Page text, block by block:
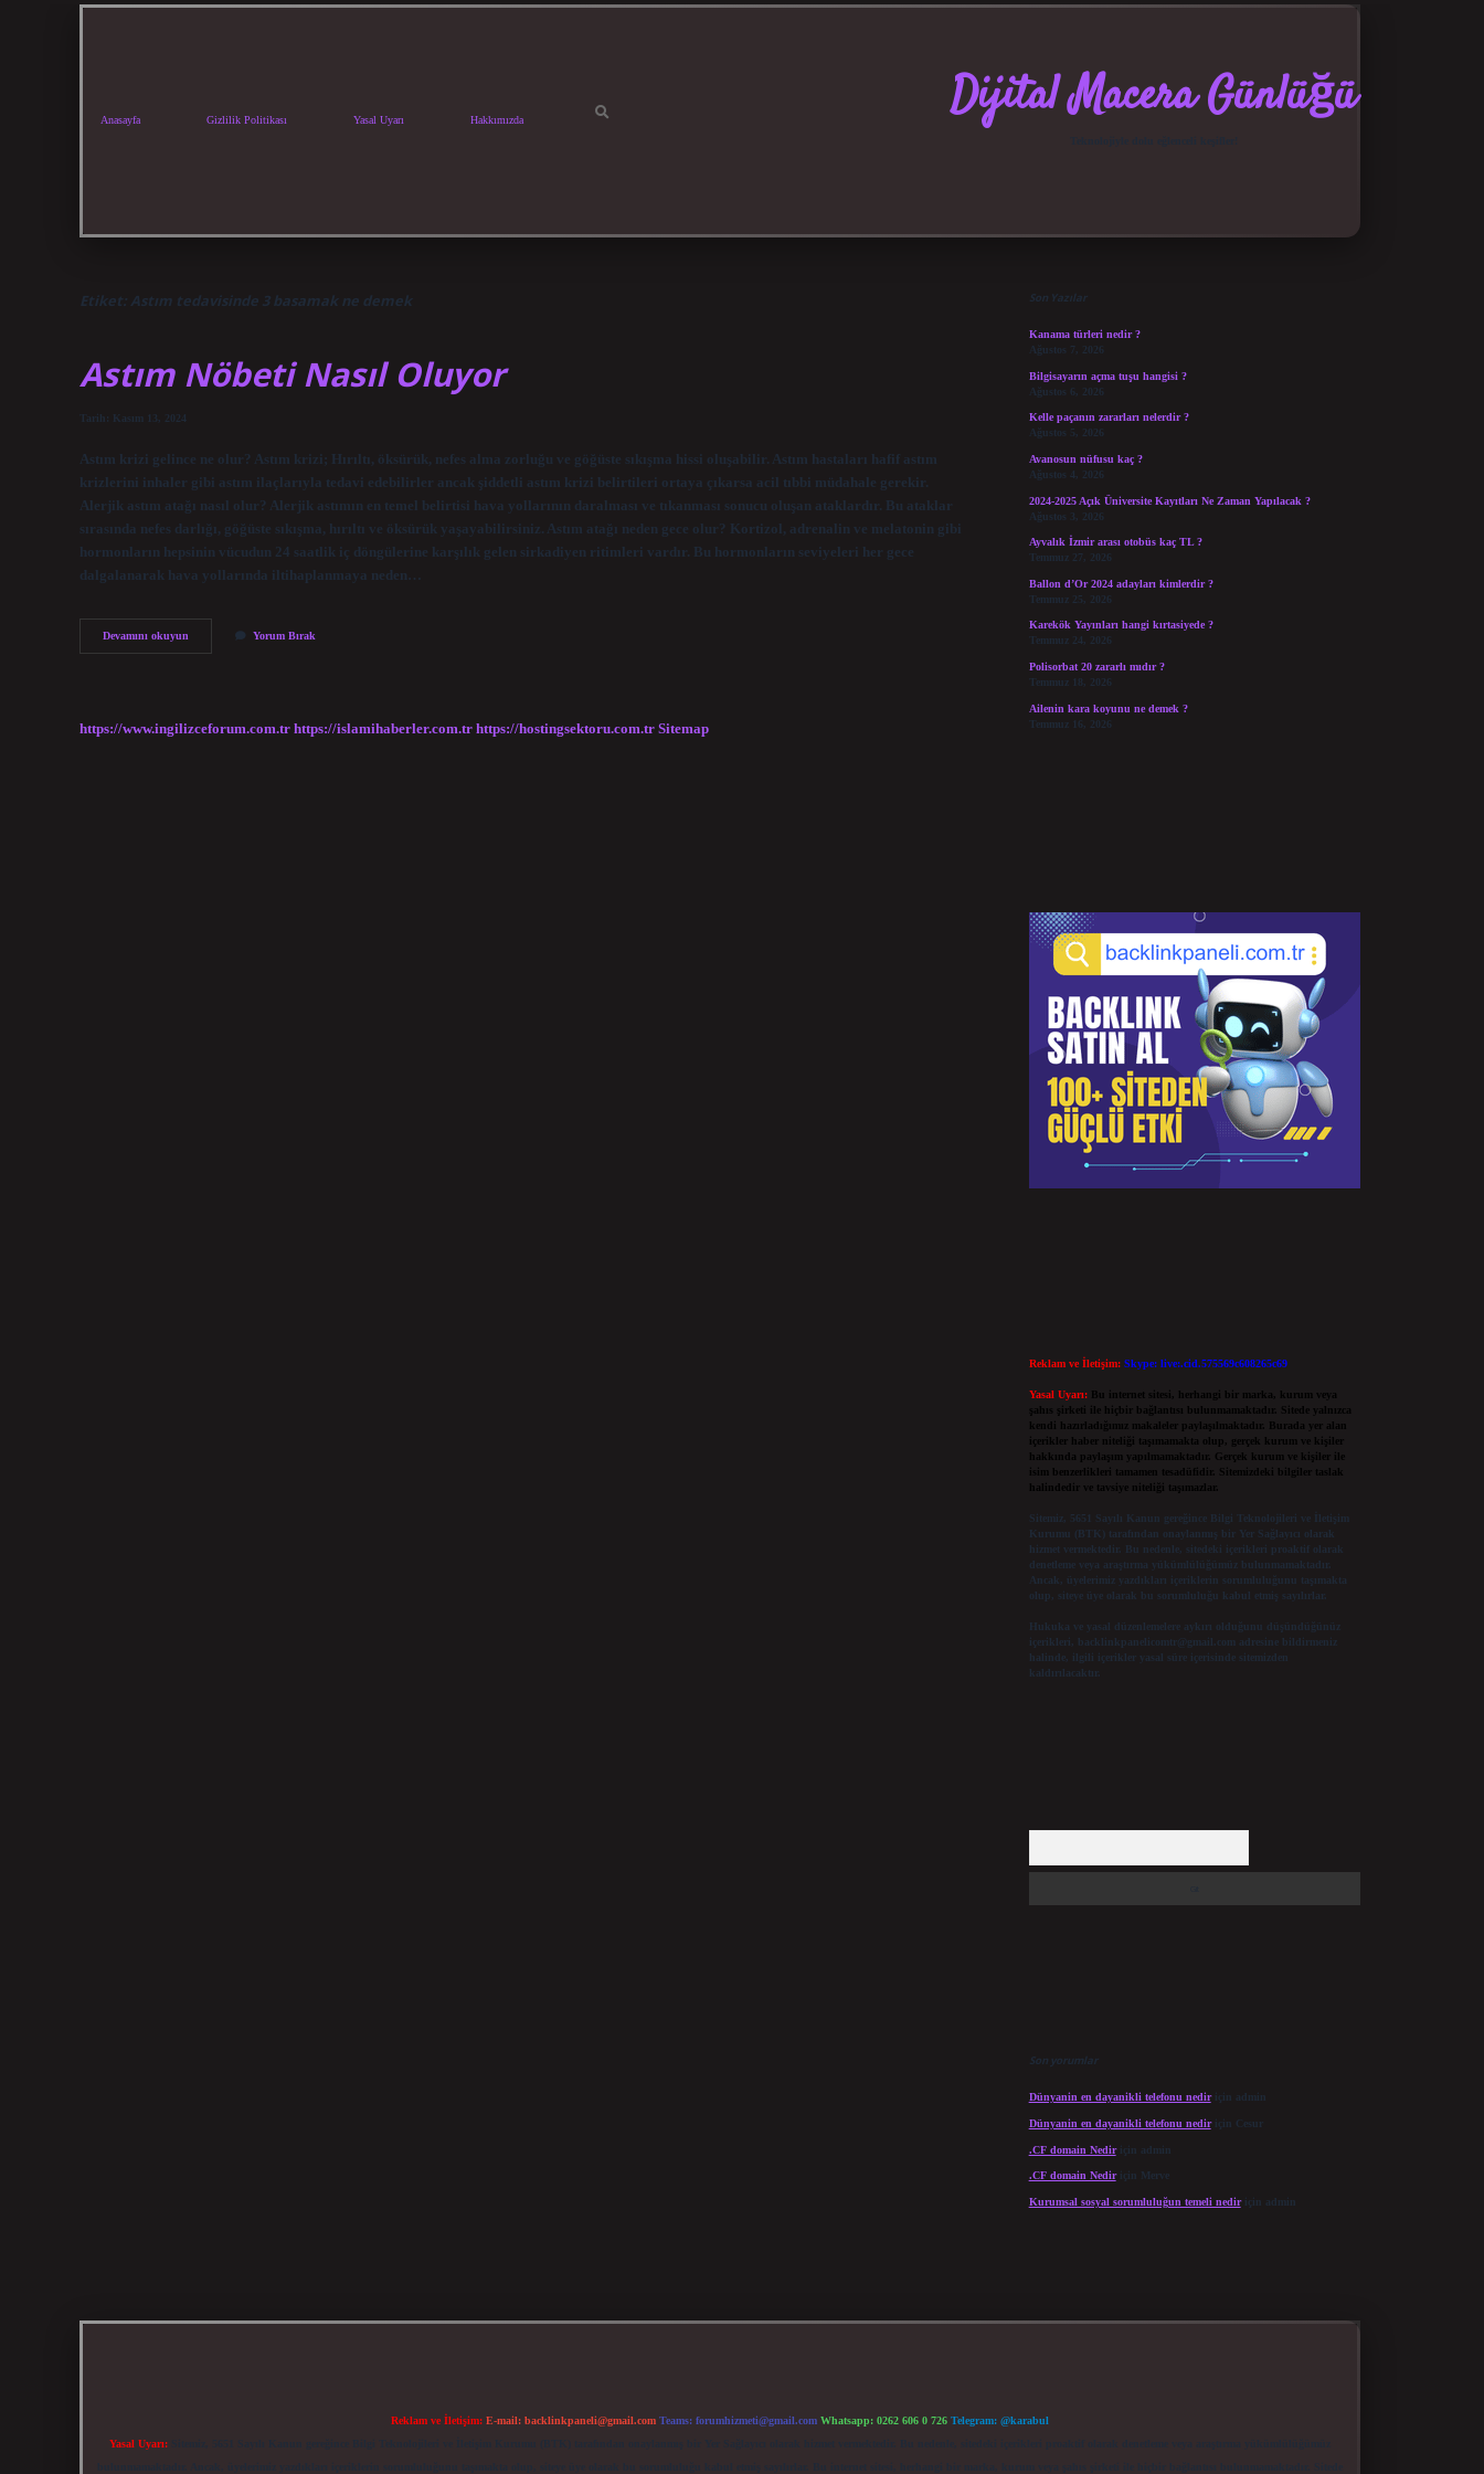
Anasayfa Gizlilik Politikası Yasal Uyarı Hakkımızda Dijital Macera Günlüğü
Etiket: Astım tedavisinde 3 basamak ne demek
Astım Nöbeti Nasıl Oluyor
Tarih: Kasım 13, 2024
Astım krizi gelince ne olur? Astım krizi; Hırıltı, öksürük, nefes alma zorluğu ve göğüste sıkışma hissi oluşabilir. Astım hastaları hafif astım
krizlerini inhaler gibi astım ilaçlarıyla tedavi edebilirler ancak şiddetli astım krizi belirtileri ortaya çıkarsa acil tıbbi müdahale gerekir.
Alerjik astım atağı nasıl olur? Alerjik astımın en temel belirtisi hava yollarının daralması ve tıkanması sonucu oluşan ataklardır. Bu ataklar
sırasında nefes darlığı, göğüste sıkışma, hırıltı ve öksürük yaşayabilirsiniz. Astım atağı neden gece olur? Kortizol, adrenalin ve melatonin gibi
hormonların hepsinin vücudun 24 saatlik iç döngülerine karşılık gelen sirkadiyen ritimleri vardır. Bu hormonların seviyeleri her gece
dalgalanarak hava yollarında iltihaplanmaya neden…
Devamını okuyun
Nöbeti
Yorum Bırak
https://www.ingilizceforum.com.tr https://islamihaberler.com.tr https://hostingsektoru.com.tr Sitemap
Son Yazılar
Kanama türleri nedir ?
Ağustos 7, 2026
Bilgisayarın açma tuşu hangisi ?
Ağustos 6, 2026
Kelle paçanın zararları nelerdir ?
Ağustos 5, 2026
Avanosun nüfusu kaç ?
Ağustos 4, 2026
2024-2025 Açık Üniversite Kayıtları Ne Zaman Yapılacak ?
Ağustos 3, 2026
Ayvalık İzmir arası otobüs kaç TL ?
Temmuz 27, 2026
Ballon d’Or 2024 adayları kimlerdir ?
Temmuz 25, 2026
Karekök Yayınları hangi kırtasiyede ?
Temmuz 24, 2026
Polisorbat 20 zararlı mıdır ?
Temmuz 18, 2026
Ailenin kara koyunu ne demek ?
Temmuz 16, 2026
Reklam ve İletişim: Skype: live:.cid.575569c608265c69
Yasal Uyarı:
Bu internet sitesi, herhangi bir marka, kurum veya
şahıs şirketi ile hiçbir bağlantısı bulunmamaktadır. Sitede yalnızca
kendi hazırladığımız makaleler paylaşılmaktadır. Burada yer alan
içerikler haber niteliği taşımamakta olup, gerçek kurum ve kişiler
hakkında paylaşım yapılmamaktadır. Gerçek kurum ve kişiler ile
isim benzerlikleri tamamen tesadüfidir. Sitemizdeki bilgiler taslak
halindedir ve tavsiye niteliği taşımazlar.
Sitemiz, 5651 Sayılı Kanun gereğince Bilgi Teknolojileri ve İletişim
Kurumu (BTK) tarafından onaylanmış bir Yer Sağlayıcı olarak
hizmet vermektedir. Bu nedenle, sitedeki içerikleri proaktif olarak
denetleme veya araştırma yükümlülüğümüz bulunmamaktadır.
Ancak, üyelerimiz yazdıkları içeriklerin sorumluluğunu taşımakta
olup, siteye üye olarak bu sorumluluğu kabul etmiş sayılırlar.
Hukuka ve yasal düzenlemelere aykırı olduğunu düşündüğünüz
içerikleri,
backlinkpanelicomtr@gmail.comadresine bildirmeniz
halinde, ilgili içerikler yasal süre içerisinde sitemizden
kaldırılacaktır.
Son yorumlar
Dünyanin en dayanikli telefonu nediriçin admin
Dünyanin en dayanikli telefonu nediriçin Cesur
.CF domain Nediriçin admin
.CF domain Nediriçin Merve
Kurumsal sosyal sorumluluğun temeli nediriçin admin
Reklam ve İletişim: E-mail: backlinkpaneli@gmail.com Teams: forumhizmeti@gmail.com Whatsapp: 0262 606 0 726 Telegram: @karabul
Yasal Uyarı: